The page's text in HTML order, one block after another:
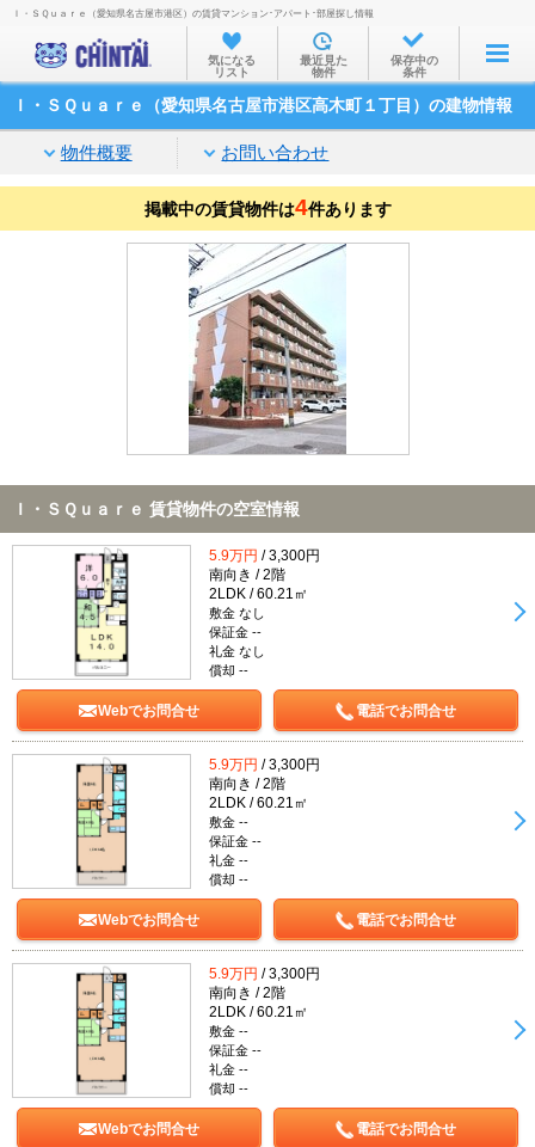
お部屋を探す
沿線・駅から
家賃相場から
通勤通学時間から
物件特集から
不動産会社から
TOP
Ｉ・ＳＱｕａｒｅ（愛知県名古屋市港区）の賃貸マンション･アパート･部屋探し情報
気になる
リスト
最近見た
物件
保存中の
条件
Ｉ・ＳＱｕａｒｅ（愛知県名古屋市港区高木町１丁目）の建物情報
物件概要 お問い合わせ
掲載中の賃貸物件は4件あります
Ｉ・ＳＱｕａｒｅ 賃貸物件の空室情報
5.9万円 / 3,300円
南向き / 2階
2LDK / 60.21㎡
敷金 なし
保証金 --
礼金 なし
償却 --
Webでお問合せ 電話でお問合せ
5.9万円 / 3,300円
南向き / 2階
2LDK / 60.21㎡
敷金 --
保証金 --
礼金 --
償却 --
Webでお問合せ 電話でお問合せ
5.9万円 / 3,300円
南向き / 2階
2LDK / 60.21㎡
敷金 --
保証金 --
礼金 --
償却 --
Webでお問合せ 電話でお問合せ